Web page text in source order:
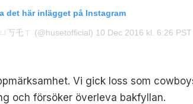
det här inlägget på Instagram
丂乇ㄒ (@husetofficial) 10 Dec 2016 kl. 6:26 PST
Vi gick loss som
och försöker överleva bakfyllan.